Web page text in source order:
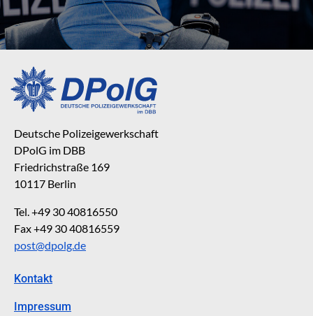
Deutsche Polizeigewerkschaft
DPolG im DBB
Friedrichstraße 169
10117 Berlin
Tel. +49 30 40816550
Fax +49 30 40816559
post@dpolg.de
Kontakt
Impressum